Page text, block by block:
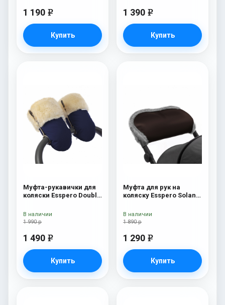
1 190 e
Купить
1 390 e
Купить
Муфта-рукавички для
коляски Esspero Double
Navy
1 990 р
1 490 e
Купить
В наличии
Муфта для рук на
коляску Esspero Solana
Brown
1 890 р
1 290 e
Купить
В наличии